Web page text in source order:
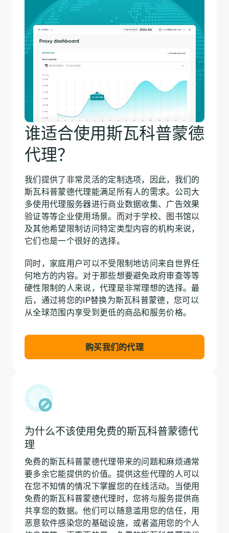
谁适合使用斯瓦科普蒙德
代理？
我们提供了非常灵活的定制选项，因此，我们的
斯瓦科普蒙德代理能满足所有人的需求。公司大
多使用代理服务器进行商业数据收集、广告效果
验证等等企业使用场景。而对于学校、图书馆以
及其他希望限制访问特定类型内容的机构来说，
它们也是一个很好的选择。
同时，家庭用户可以不受限制地访问来自世界任
何地方的内容。对于那些想要避免政府审查等等
硬性限制的人来说，代理是非常理想的选择。最
后，通过将您的IP替换为斯瓦科普蒙德，您可以
从全球范围内享受到更低的商品和服务价格。
购买我们的代理
为什么不该使用免费的斯瓦科普蒙德代
理
免费的斯瓦科普蒙德代理带来的问题和麻烦通常
要多余它能提供的价值。提供这些代理的人可以
在您不知情的情况下掌握您的在线活动。当使用
免费的斯瓦科普蒙德代理时，您将与服务提供商
共享您的数据。他们可以随意滥用您的信任，用
恶意软件感染您的基础设施，或者盗用您的个人